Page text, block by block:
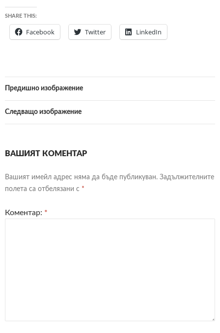
SHARE THIS:
Facebook Twitter LinkedIn
Предишно изображение
Следващо изображение
ВАШИЯТ КОМЕНТАР
Вашият имейл адрес няма да бъде публикуван. Задължителните
полета са отбелязани с *
Коментар: *